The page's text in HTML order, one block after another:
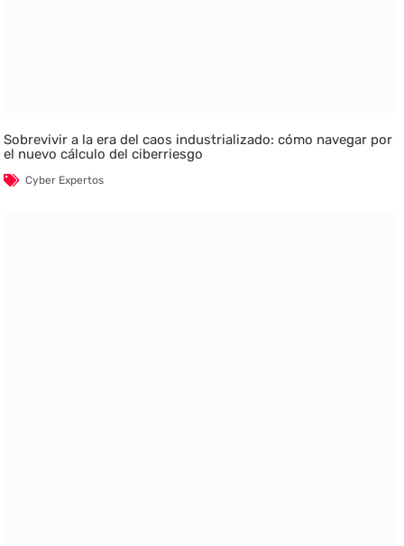
Sobrevivir a la era del caos industrializado: cómo navegar por
el nuevo cálculo del ciberriesgo
Cyber Expertos